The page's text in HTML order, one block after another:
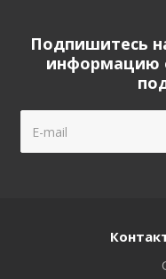
Подпишитесь
информацию